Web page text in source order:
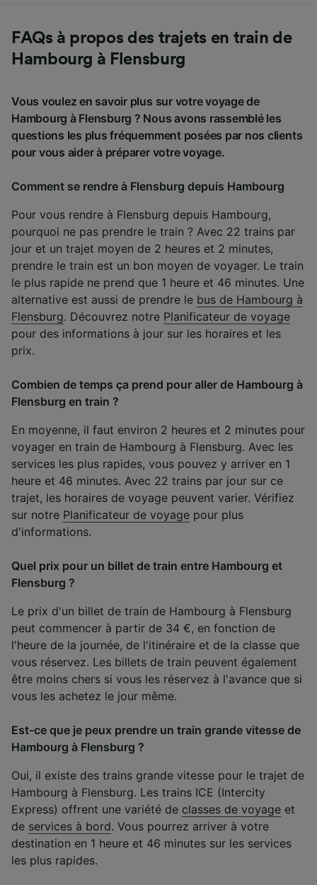
FAQs à propos des trajets en train de
Hambourg à Flensburg
Vous voulez en savoir plus sur votre voyage de
Hambourg à Flensburg ? Nous avons rassemblé les
questions les plus fréquemment posées par nos clients
pour vous aider à préparer votre voyage.
Comment se rendre à Flensburg depuis Hambourg
Pour vous rendre à Flensburg depuis Hambourg,
pourquoi ne pas prendre le train ? Avec 22 trains par
jour et un trajet moyen de 2 heures et 2 minutes,
prendre le train est un bon moyen de voyager. Le train
le plus rapide ne prend que 1 heure et 46 minutes. Une
alternative est aussi de prendre le bus de Hambourg à
Flensburg. Découvrez notre Planificateur de voyage
pour des informations à jour sur les horaires et les
prix.
Combien de temps ça prend pour aller de Hambourg à
Flensburg en train ?
En moyenne, il faut environ 2 heures et 2 minutes pour
voyager en train de Hambourg à Flensburg. Avec les
services les plus rapides, vous pouvez y arriver en 1
heure et 46 minutes. Avec 22 trains par jour sur ce
trajet, les horaires de voyage peuvent varier. Vérifiez
sur notre Planificateur de voyage pour plus
d'informations.
Quel prix pour un billet de train entre Hambourg et
Flensburg ?
Le prix d'un billet de train de Hambourg à Flensburg
peut commencer à partir de 34 €, en fonction de
l'heure de la journée, de l'itinéraire et de la classe que
vous réservez. Les billets de train peuvent également
être moins chers si vous les réservez à l'avance que si
vous les achetez le jour même.
Est-ce que je peux prendre un train grande vitesse de
Hambourg à Flensburg ?
Oui, il existe des trains grande vitesse pour le trajet de
Hambourg à Flensburg. Les trains ICE (Intercity
Express) offrent une variété de classes de voyage et
de services à bord. Vous pourrez arriver à votre
destination en 1 heure et 46 minutes sur les services
les plus rapides.